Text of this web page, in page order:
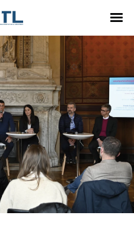
SITL
SITL — HOMEPAGE
— DISCOVER SITL
— EXPLORE SITL
— PROGRAM
— EXHIBITORS
— USEFUL INFO
SITL DAILY – 2026